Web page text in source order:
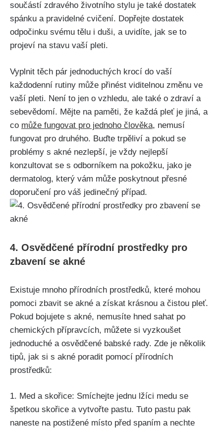
součástí zdravého životního stylu je také dostatek
spánku a pravidelné cvičení. Dopřejte ‌dostatek
odpočinku svému tělu i duši,⁤ a uvidíte, jak se to
projeví‌ na stavu ​vaší pleti.
Vyplnit těch pár jednoduchých krocí do vaší
každodenní rutiny může přinést‌ viditelnou změnu ve
vaší pleti.‌ Není to jen o vzhledu, ale také o ⁢zdraví a
sebevědomí. Mějte na ‌paměti, že každá ‌pleť je⁣ jiná, a
co může fungovat pro jednoho člověka, nemusí
fungovat pro druhého. Buďte trpěliví a pokud se
problémy ⁢s akné nezlepší, je vždy nejlepší‍
konzultovat se ‌s odborníkem na pokožku,⁣ jako je
dermatolog, který vám může poskytnout přesné
doporučení pro​ váš⁤ jedinečný ⁣případ.
4. Osvědčené přírodní prostředky pro
zbavení⁤ se akné
Existuje mnoho přírodních prostředků, které mohou
‌pomoci zbavit se akné a získat⁢ krásnou a⁣ čistou pleť.
Pokud⁢ bojujete s⁣ akné, nemusíte hned sahat po
chemických ⁢přípravcích, můžete si vyzkoušet
jednoduché ‌a osvědčené babské rady.​ Zde je několik
tipů, jak si s akné poradit pomocí přírodních
prostředků:
1. Med a⁣ skořice: Smíchejte jednu lžíci medu se
‌špetkou skořice a vytvořte pastu. Tuto pastu pak
naneste na postižené⁤ místo před ​spaním a nechte